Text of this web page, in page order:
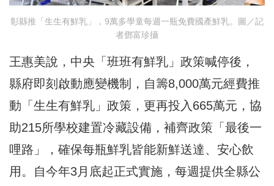
彰縣推「生生有鮮乳」，9萬多學童每週一瓶免費國產鮮乳。圖／記
者鄧富珍攝
王惠美說，中央「班班有鮮乳」政策喊停後，
縣府即刻啟動應變機制，自籌8,000萬元經費推
動「生生有鮮乳」政策，更再投入665萬元，協
助215所學校建置冷藏設備，補齊政策「最後一
哩路」，確保每瓶鮮乳皆能新鮮送達、安心飲
用。自今年3月底起正式實施，每週提供全縣公